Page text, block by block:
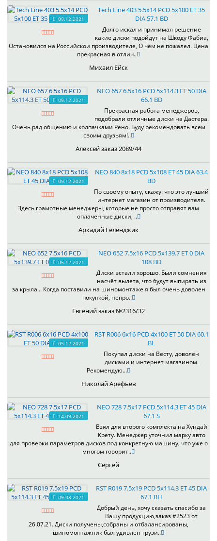
09.12.2021
Tech Line 403 5.5x14 PCD 5x100 ET 35
DIA 57.1 BD
Долго искал и принимал решение
какие диски подойдут на Шкоду Фабиа,
Остановился на Российскои производителе, О чём не пожалел. Цена
прекрасная в отлич..
Михаил Ейск
09.12.2021
NEO 657 6.5x16 PCD 5x114.3 ET 50 DIA
66.1 BD
Прекрасная работа менеджеров,
подобрали отличные диски на Дастера.
Очень рад общению и колпачками Рено. Буду рекомендовать всем
своим друзьям!..
Алексей заказ 2089/44
09.12.2021
NEO 840 8x18 PCD 5x108 ET 45 DIA 63.4
BD
По своему опыту, скажу: что это лучший
интернет магазин от производителя.
Здесь грамотные менеджеры, которые не просто отправят вам
оплаченные диски, ..
Аркадий Геленджик
05.12.2021
NEO 652 7.5x16 PCD 5x139.7 ET 0 DIA
108 BD
Диски встали хорошо. Были сомнения
насчёт вылета, что будут выпирать из
за крыла... Когда поставили на шиномонтаже я был очень доволен
покупкой, непро..
Евгений заказ №2316/32
05.12.2021
RST R006 6x16 PCD 4x100 ET 50 DIA 60.1
BL
Покупал диски на Весту, доволен
дисками и интернет магазином.
Рекомендую...
Николай Арефьев
14.09.2021
NEO 728 7.5x17 PCD 5x114.3 ET 45 DIA
67.1 S
Взял для второго комплекта на Хундай
Крету. Менеджер уточнил марку авто
для проверки параметров дисков под конкретную машину, что уже о
многом говорит..
Сергей
09.08.2021
RST R019 7.5x19 PCD 5x114.3 ET 45 DIA
67.1 BH
Добрый день, хочу сказать спасибо за
Вашу продукцию,заказ #2523 от
26.07.21. Диски получены,собраны и отбалансированы,
шиномонтажник был удивлен-грузи..